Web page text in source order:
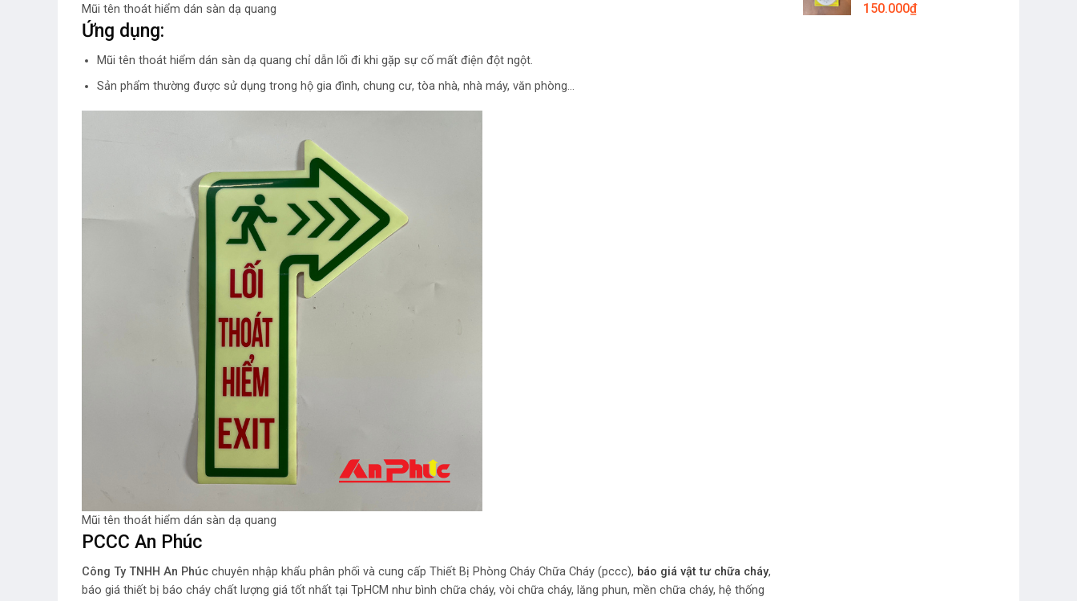
Mũi tên thoát hiểm dán sàn dạ quang
Ứng dụng:
Mũi tên thoát hiểm dán sàn dạ quang chỉ dẫn lối đi khi gặp sự cố mất điện đột ngột.
Sản phẩm thường được sử dụng trong hộ gia đình, chung cư, tòa nhà, nhà máy, văn phòng…
Mũi tên thoát hiểm dán sàn dạ quang
PCCC An Phúc
Công Ty TNHH An Phúc chuyên nhập khẩu phân phối và cung cấp Thiết Bị Phòng Cháy Chữa Cháy (pccc), báo giá vật tư chữa cháy,
báo giá thiết bị báo cháy chất lượng giá tốt nhất tại TpHCM như bình chữa cháy, vòi chữa cháy, lăng phun, mền chữa cháy, hệ thống
150.000₫